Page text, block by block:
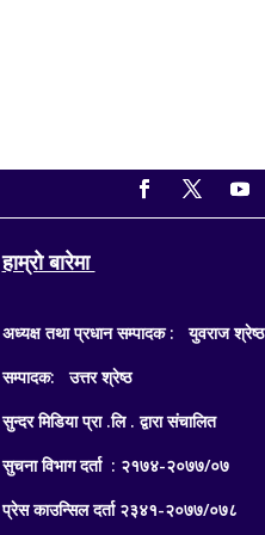
हाम्रो बारेमा
अध्यक्ष तथा प्रधान सम्पादक : युवराज श्रेष्ठ
सम्पादक: उत्तर श्रेष्ठ
सुन्दर मिडिया प्रा .लि . द्वारा संचालित
सुचना विभाग दर्ता : २१७४-२०७७/०७
प्रेस काउन्सिल दर्ता २३४१-२०७७/०७८